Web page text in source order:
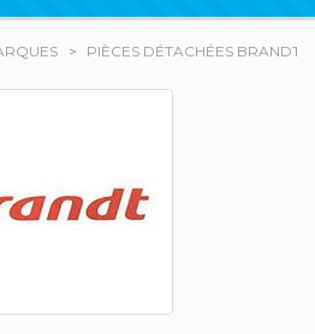
PIÈCES DÉTACHÉES BRANDT